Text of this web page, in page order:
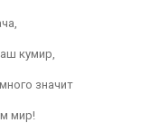
кумир,
значит
мир!